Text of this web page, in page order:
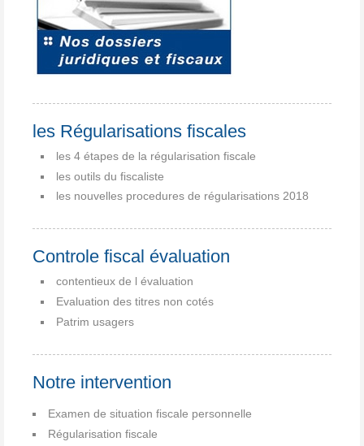
les Régularisations fiscales
les 4 étapes de la régularisation fiscale
les outils du fiscaliste
les nouvelles procedures de régularisations 2018
Controle fiscal évaluation
contentieux de l évaluation
Evaluation des titres non cotés
Patrim usagers
Notre intervention
Examen de situation fiscale personnelle
Régularisation fiscale